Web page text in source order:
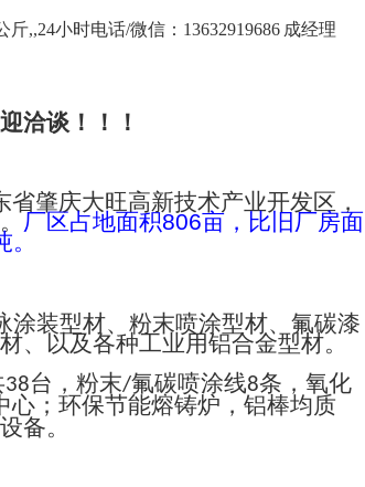
,,24小时电话/微信：13632919686 成经理
洽谈！！！
省肇庆大旺高新技术产业开发区，
厂区占地面积806亩，比旧厂房面
涂装型材、粉末喷涂型材、氟碳漆
、以及各种工业用铝合金型材。
38台，粉末/氟碳喷涂线8条，氧化
；环保节能熔铸炉，铝棒均质
备。